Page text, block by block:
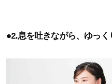
●2.息を吐きながら、ゆっ